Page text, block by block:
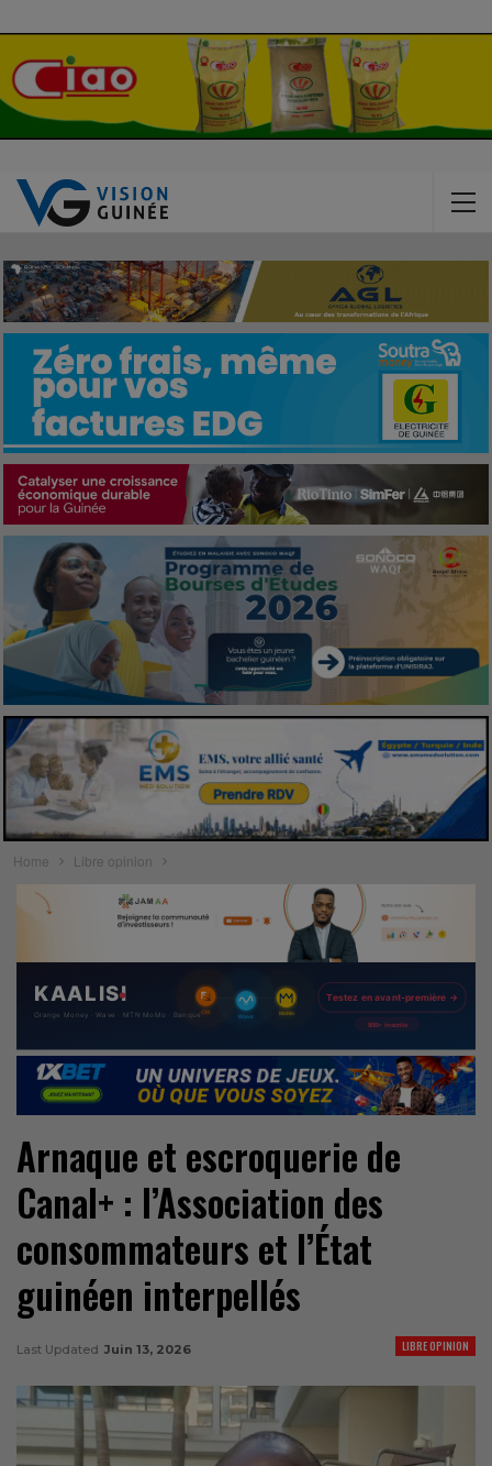
Home Libre opinion
Arnaque et escroquerie de
Canal+ : l’Association des
consommateurs et l’État
guinéen interpellés
LIBRE OPINION
Last Updated Juin 13, 2026